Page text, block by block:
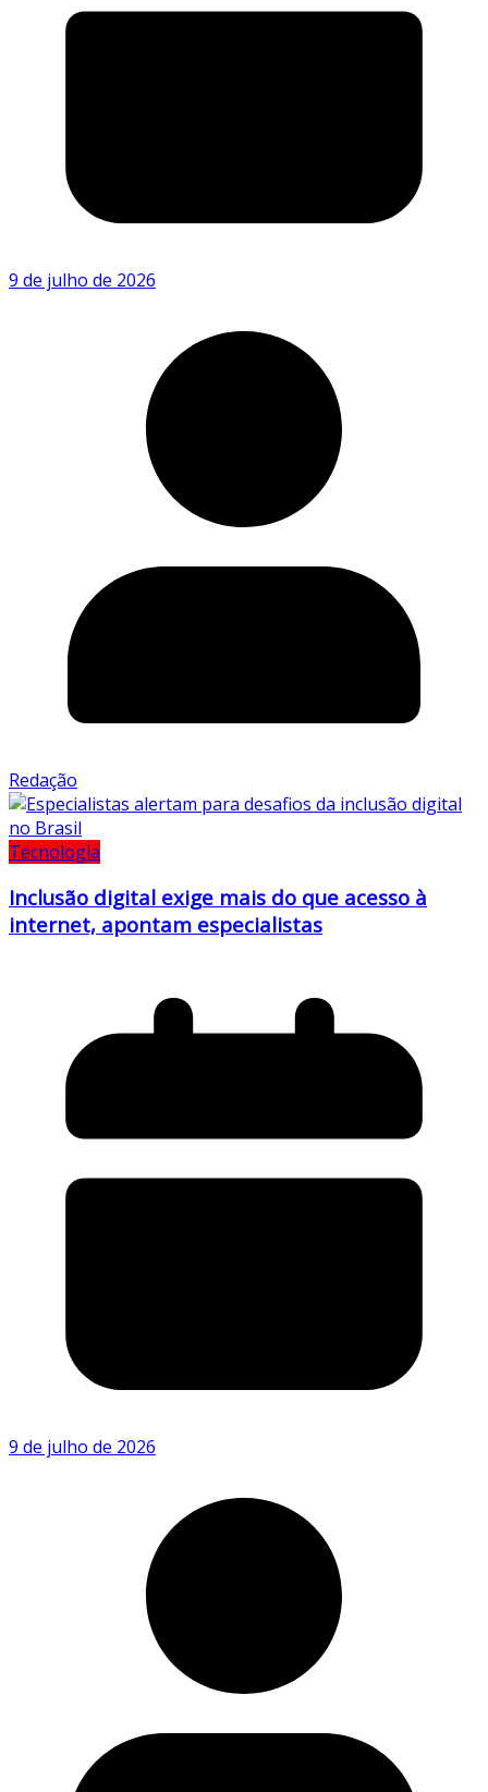
9 de julho de 2026
Redação
Tecnologia
Inclusão digital exige mais do que acesso à
internet, apontam especialistas
9 de julho de 2026